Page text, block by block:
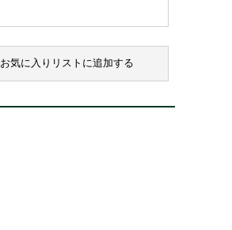
お気に入りリストに追加する